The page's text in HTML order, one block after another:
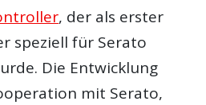
, der als erster
speziell für Serato
Die Entwicklung
mit Serato,